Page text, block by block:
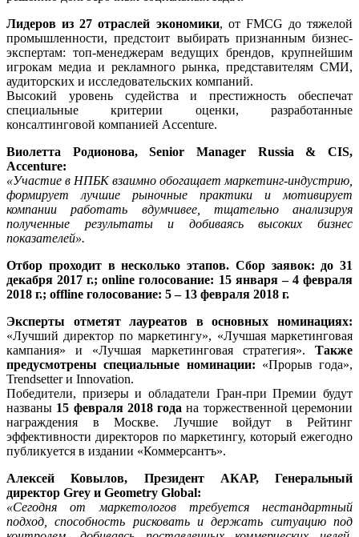
Лидеров из 27 отраслей экономики, от FMCG до тяжелой
промышленности, предстоит выбирать признанным бизнес-
экспертам: топ-менеджерам ведущих брендов, крупнейшим
игрокам медиа и рекламного рынка, представителям СМИ,
аудиторских и исследовательских компаний.
Высокий уровень судейства и престижность обеспечат
специальные критерии оценки, разработанные
консалтинговой компанией Accenture.
Виолетта Родионова, Senior Manager Russia & CIS,
Accenture:
«Участие в НПБК взаимно обогащает маркетинг-индустрию,
формирует лучшие рыночные практики и мотивирует
компании работать вдумчивее, тщательно анализируя
полученные результаты и добиваясь высоких бизнес
показателей».
Отбор проходит в несколько этапов. Сбор заявок: до 31
декабря 2017 г.; online голосование: 15 января – 4 февраля
2018 г.; offline голосование: 5 – 13 февраля 2018 г.
Эксперты отметят лауреатов в основных номинациях:
«Лучший директор по маркетингу», «Лучшая маркетинговая
кампания» и «Лучшая маркетинговая стратегия». Также
предусмотрены специальные номинации: «Прорыв года»,
Trendsetter и Innovation.
Победители, призеры и обладатели Гран-при Премии будут
названы 15 февраля 2018 года на торжественной церемонии
награждения в Москве. Лучшие войдут в Рейтинг
эффективности директоров по маркетингу, который ежегодно
публикуется в издании «Коммерсантъ».
Алексей Ковылов,
Президент АКАР, Генеральный
директор Grey и Geometry Global:
«Сегодня от маркетологов требуется нестандартный
подход, способность рисковать и держать ситуацию под